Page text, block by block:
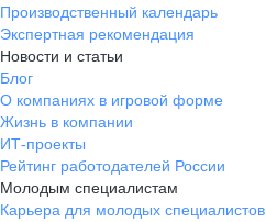
Производственный календарь
Экспертная рекомендация
Новости и статьи
Блог
О компаниях в игровой форме
Жизнь в компании
ИТ-проекты
Рейтинг работодателей России
Молодым специалистам
Карьера для молодых специалистов